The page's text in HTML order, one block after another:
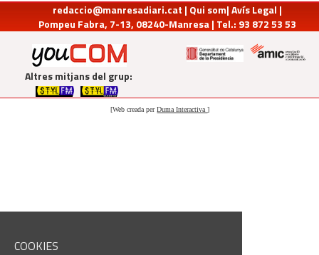
COOKIES
redaccio@manresadiari.cat | Qui som|Avís Legal |
Pompeu Fabra, 7-13, 08240-Manresa | Tel.: 93 872 53 53
Altres mitjans del grup:
[Web creada perDuma Interactiva]